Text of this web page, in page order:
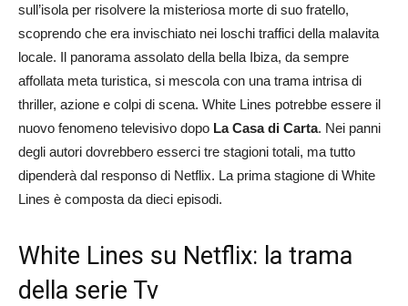
sull’isola per risolvere la misteriosa morte di suo fratello,
scoprendo che era invischiato nei loschi traffici della malavita
locale. Il panorama assolato della bella Ibiza, da sempre
affollata meta turistica, si mescola con una trama intrisa di
thriller, azione e colpi di scena. White Lines potrebbe essere il
nuovo fenomeno televisivo dopo La Casa di Carta. Nei panni
degli autori dovrebbero esserci tre stagioni totali, ma tutto
dipenderà dal responso di Netflix. La prima stagione di White
Lines è composta da dieci episodi.
White Lines su Netflix: la trama
della serie Tv